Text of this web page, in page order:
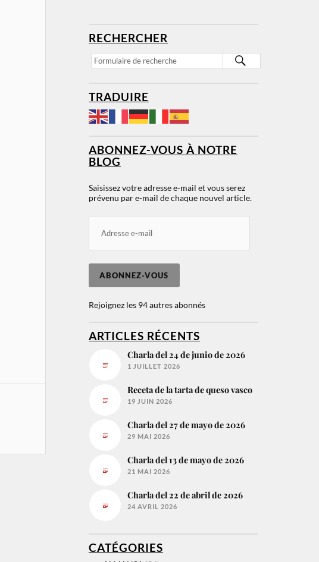
RECHERCHER
TRADUIRE
ABONNEZ-VOUS À NOTRE
BLOG
Saisissez votre adresse e-mail et vous serez
prévenu par e-mail de chaque nouvel article.
ABONNEZ-VOUS
Rejoignez les 94 autres abonnés
ARTICLES RÉCENTS
Charla del 24 de junio de 2026
1 JUILLET 2026
Receta de la tarta de queso vasco
19 JUIN 2026
Charla del 27 de mayo de 2026
29 MAI 2026
Charla del 13 de mayo de 2026
21 MAI 2026
Charla del 22 de abril de 2026
24 AVRIL 2026
CATÉGORIES